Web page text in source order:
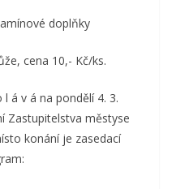
doplňky
cena 10,- Kč/ks.
á v á na pondělí 4. 3.
Zastupitelstva městyse
konání je zasedací